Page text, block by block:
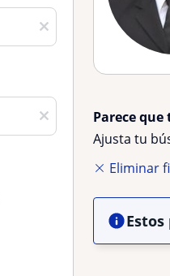
Parece
Ajusta tu
Eliminar